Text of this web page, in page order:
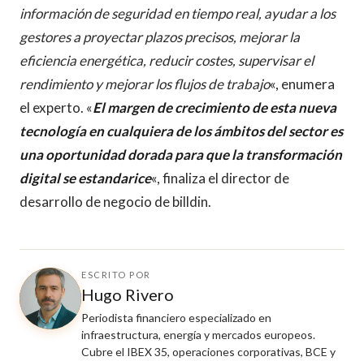
información de seguridad en tiempo real, ayudar a los
gestores a proyectar plazos precisos, mejorar la
eficiencia energética, reducir costes, supervisar el
rendimiento y mejorar los flujos de trabajo«, enumera
el experto. «El margen de crecimiento de esta nueva
tecnología en cualquiera de los ámbitos del sector es
una oportunidad dorada para que la transformación
digital se estandarice«, finaliza el director de
desarrollo de negocio de billdin.
ESCRITO POR
Hugo Rivero
Periodista financiero especializado en
infraestructura, energía y mercados europeos.
Cubre el IBEX 35, operaciones corporativas, BCE y